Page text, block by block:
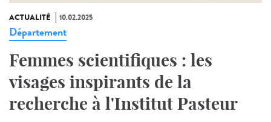
ACTUALITÉ 10.02.2025
Département
Femmes scientifiques : les
visages inspirants de la
recherche à l'Institut Pasteur